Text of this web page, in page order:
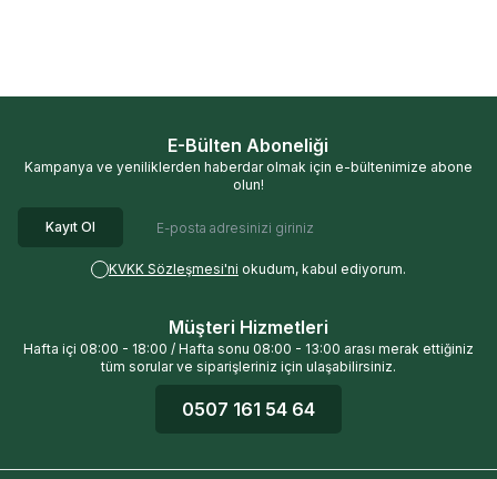
E-Bülten Aboneliği
Kampanya ve yeniliklerden haberdar olmak için e-bültenimize abone
olun!
Kayıt Ol
KVKK Sözleşmesi'ni okudum, kabul ediyorum.
Müşteri Hizmetleri
Hafta içi 08:00 - 18:00 / Hafta sonu 08:00 - 13:00 arası merak ettiğiniz
tüm sorular ve siparişleriniz için ulaşabilirsiniz.
0507 161 54 64